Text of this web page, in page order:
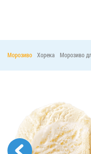
Морозиво Хорека Морозиво